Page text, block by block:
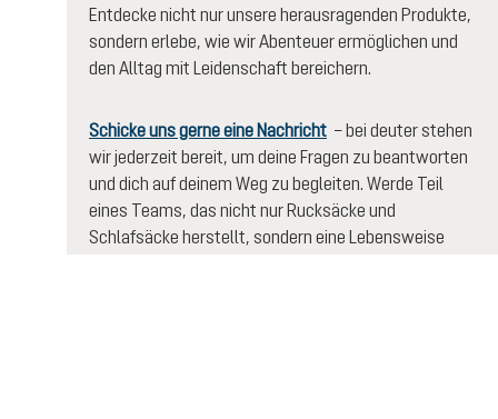
Entdecke nicht nur unsere herausragenden Produkte,
sondern erlebe, wie wir Abenteuer ermöglichen und
den Alltag mit Leidenschaft bereichern.
Schicke uns gerne eine Nachricht – bei deuter stehen
wir jederzeit bereit, um deine Fragen zu beantworten
und dich auf deinem Weg zu begleiten. Werde Teil
eines Teams, das nicht nur Rucksäcke und
Schlafsäcke herstellt, sondern eine Lebensweise